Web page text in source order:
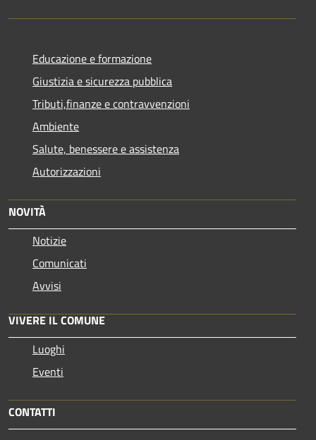
Educazione e formazione
Giustizia e sicurezza pubblica
Tributi,finanze e contravvenzioni
Ambiente
Salute, benessere e assistenza
Autorizzazioni
NOVITÀ
Notizie
Comunicati
Avvisi
VIVERE IL COMUNE
Luoghi
Eventi
CONTATTI